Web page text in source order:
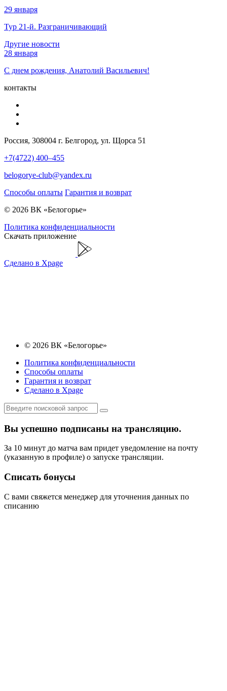
29 января
Тур 21-й. Разграничивающий
Другие новости
28 января
С днем рождения, Анатолий Васильевич!
контакты
Россия, 308004 г. Белгород, ул. Щорса 51
+7(4722) 400–455
belogorye-club@yandex.ru
Способы оплаты Гарантия и возврат
© 2026 ВК «Белогорье»
Политика конфиденциальности
Скачать приложение
Сделано в Xpage
© 2026 ВК «Белогорье»
Политика конфиденциальности
Способы оплаты
Гарантия и возврат
Сделано в Xpage
Вы успешно подписаны на трансляцию.
За 10 минут до матча вам придет уведомление на почту
(указанную в профиле) о запуске трансляции.
Списать бонусы
С вами свяжется менеджер для уточнения данных по
списанию